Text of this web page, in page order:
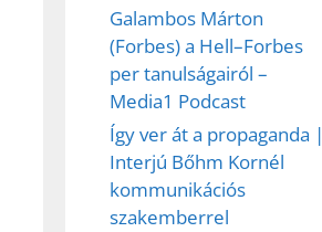
Galambos Márton
(Forbes) a Hell–Forbes
per tanulságairól –
Media1 Podcast
Így ver át a propaganda |
Interjú Bőhm Kornél
kommunikációs
szakemberrel